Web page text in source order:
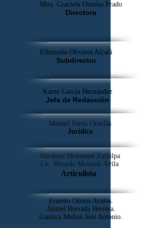
Mtra. Graciela Ornelas Prado
Directora
Edmundo Olivares Alcalá
Subdirector
Karen García Hernández
Jefa de Redacción
Manuel Serna Ornelas
Jurídico
Abraham Mohamed Zamilpa
Lic. Ricardo Monreal Ávila
Articulista
Ernesto Olmos Avalos.
Alitzel Herrada Herrera.
Garnica Muñoz José Antonio.